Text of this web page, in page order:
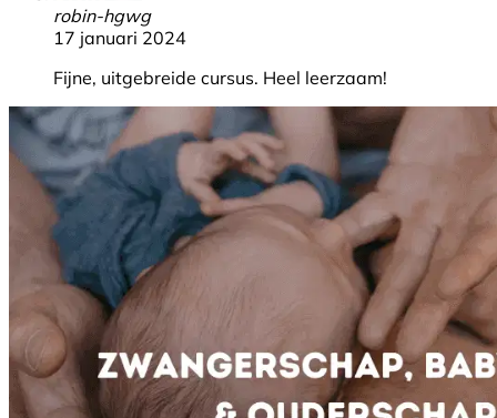
robin-hgwg
17 januari 2024
Fijne, uitgebreide cursus. Heel leerzaam!